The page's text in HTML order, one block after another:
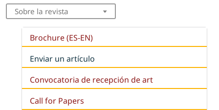
Sobre la revista
Brochure (ES-EN)
Enviar un artículo
Convocatoria de recepción de art
Call for Papers